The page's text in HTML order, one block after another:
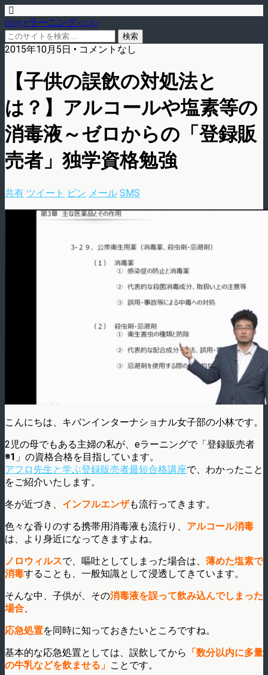
blog.eラーニング.co.jp
2015年10月5日 • コメントなし
【子供の誤飲の対処法と
は？】アルコールや塩素等の
消毒液～ゼロからの「登録販
売者」独学資格勉強
共有 ツイート ピン メール SMS
こんにちは、キバンインターナショナル女子部の小林です。
2児の母でもある主婦の私が、eラーニングで「登録販売者
※1 」の資格合格を目指しています。
アフロ先生と学ぶ登録販売者最短合格講座で、わかったこと
をご紹介いたします。
冬が近づき、 インフルエンザも流行ってきます。
色々な香りのする携帯用消毒液も流行り、 アルコール消毒
は、より身近になってきますよね。
ノロウィルスで、嘔吐としてしまった場合は、 薄めた塩素で
消毒することも、一般知識として浸透してきています。
そんな中、子供が、その消毒液を誤って飲み込んでしまった
場合、
応急処置を同時に知っておきたいところですね。
基本的な応急処置としては、誤飲してから 「数分以内に多量
の牛乳などを飲ませる」 ことです。